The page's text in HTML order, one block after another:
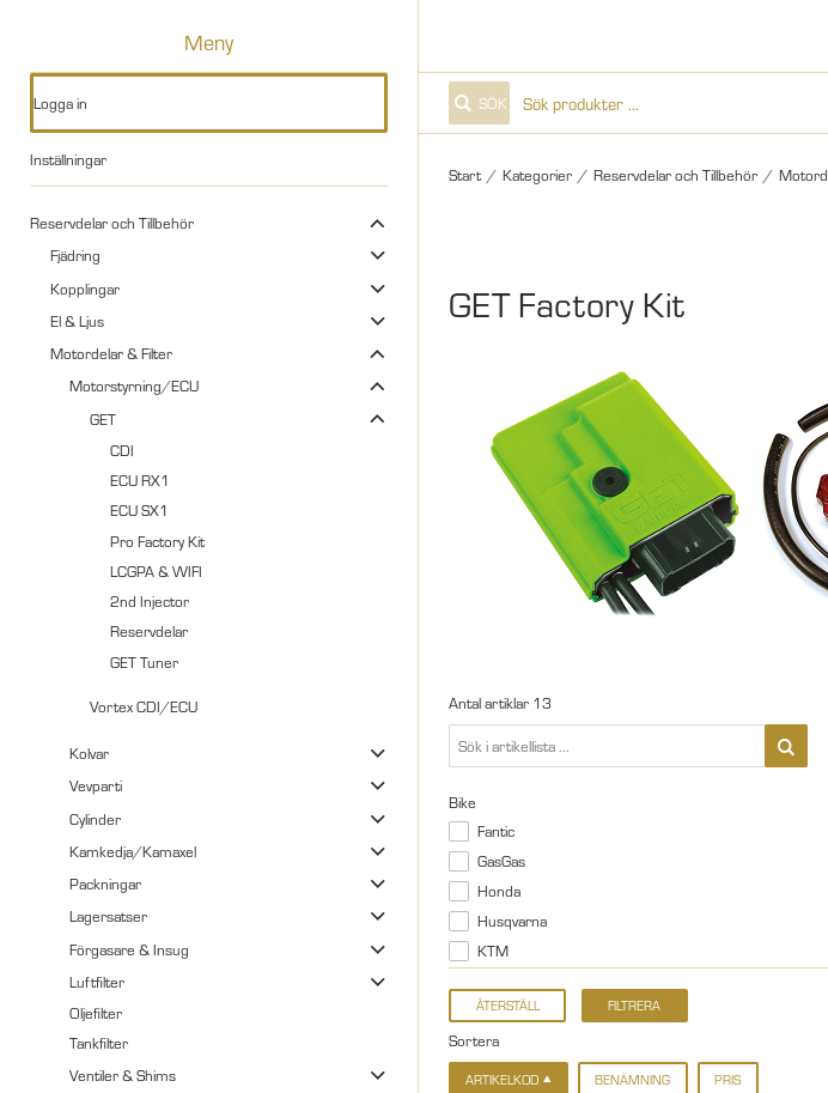
Meny
Logga in
Inställningar
Reservdelar och Tillbehör
Fjädring
Kopplingar
El & Ljus
Motordelar & Filter
Motorstyrning/ECU
GET
CDI
ECU RX1
ECU SX1
Pro Factory Kit
LCGPA & WIFI
2nd Injector
Reservdelar
GET Tuner
Vortex CDI/ECU
Kolvar
Vevparti
Cylinder
Kamkedja/Kamaxel
Packningar
Lagersatser
Förgasare & Insug
Luftfilter
Oljefilter
Tankfilter
Ventiler & Shims
SÖK
Start / Kategorier / Reservdelar och Tillbehör /
GET Factory Kit
Antal artiklar 13
Bike
Fantic
GasGas
Honda
Husqvarna
KTM
Sortera
ARTIKELKOD BENÄMNING PRIS